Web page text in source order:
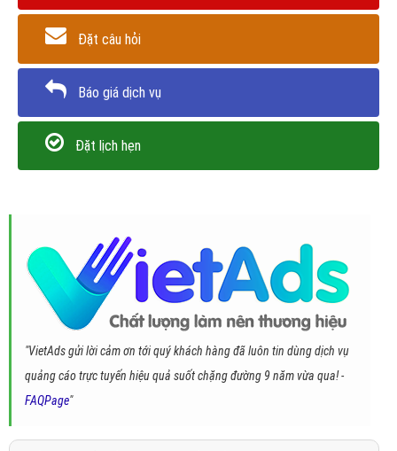
Đặt câu hỏi
Báo giá dịch vụ
Đặt lịch hẹn
"VietAds gửi lời cảm ơn tới quý khách hàng đã luôn tin dùng dịch vụ
quảng cáo trực tuyến hiệu quả suốt chặng đường 9 năm vừa qua! -
FAQPage"